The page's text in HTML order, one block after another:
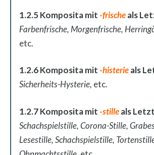
1.2.5 Komposita mit -frischeals
Farbenfrische, Morgenfrische,
etc.
1.2.6 Komposita mit -histerieals
Sicherheits-Hysterie, etc.
1.2.7 Komposita mit -stilleals
Schachspielstille, Corona-Stille,
Lesestille, Schachspielstille,